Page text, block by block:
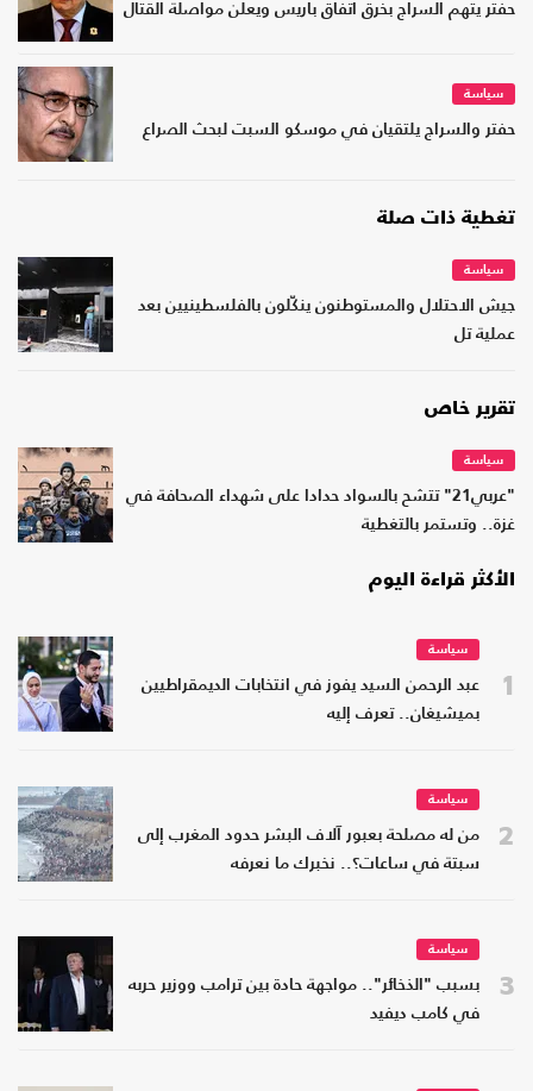
حفتر يتهم السراج بخرق اتفاق باريس ويعلن مواصلة القتال
سياسة
حفتر والسراج يلتقيان في موسكو السبت لبحث الصراع
تغطية ذات صلة
سياسة
جيش الاحتلال والمستوطنون ينكّلون بالفلسطينيين بعد
عملية تل
تقرير خاص
سياسة
"عربي21" تتشح بالسواد حدادا على شهداء الصحافة في
غزة.. وتستمر بالتغطية
الأكثر قراءة اليوم
1
سياسة
عبد الرحمن السيد يفوز في انتخابات الديمقراطيين
بميشيغان.. تعرف إليه
2
سياسة
من له مصلحة بعبور آلاف البشر حدود المغرب إلى
سبتة في ساعات؟.. نخبرك ما نعرفه
3
سياسة
بسبب "الذخائر".. مواجهة حادة بين ترامب ووزير حربه
في كامب ديفيد